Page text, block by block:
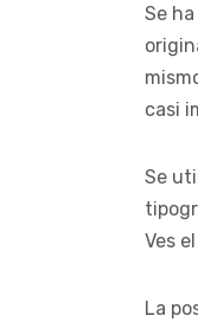
Se
casi
Se
Ves
La